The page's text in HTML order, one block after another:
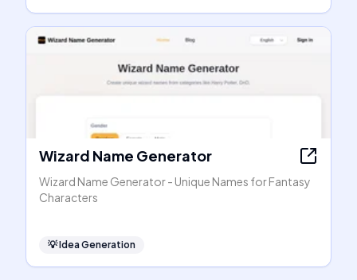
Wizard Name Generator
Wizard Name Generator - Unique Names for Fantasy
Characters
💡Idea Generation